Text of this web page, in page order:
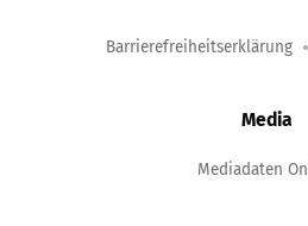
Barrierefreiheitserklärung
Media
Mediadaten